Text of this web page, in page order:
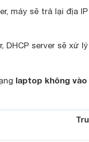
máy sẽ trả lại địa
DHCP server sẽ xử
laptop không vào